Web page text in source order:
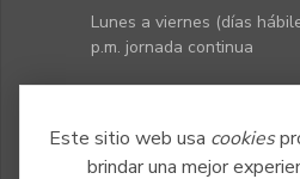
Este sitio web usa cookies
brindar una mejor
Lunes a viernes (días
p.m. jornada continua